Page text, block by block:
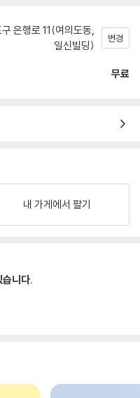
은행로 11(여의도동,
일신빌딩)
변경
무료
내 가게에서 팔기
습니다.